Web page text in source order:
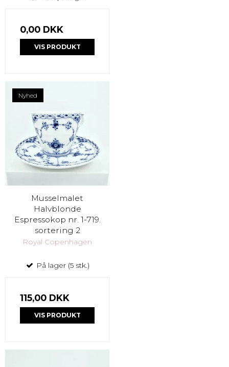
0,00 DKK
VIS PRODUKT
Nyhed
Musselmalet
Halvblonde
Espressokop nr. 1-719.
sortering 2
Royal Copenhagen
På lager (5 stk.)
115,00 DKK
VIS PRODUKT